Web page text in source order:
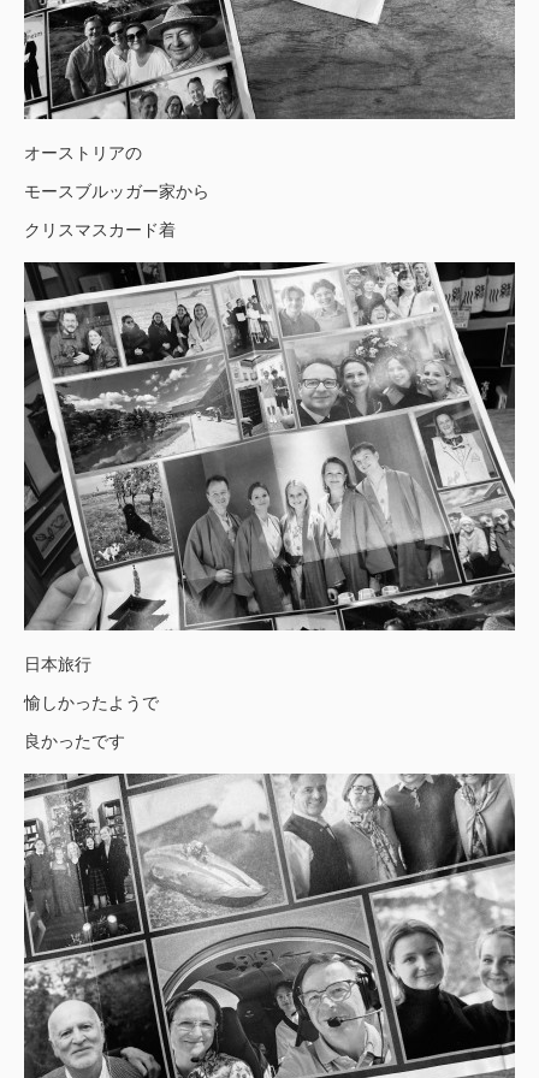
オーストリアの
モースブルッガー家から
クリスマスカード着
日本旅行
愉しかったようで
良かったです